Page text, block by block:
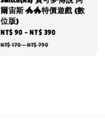
爾宙斯 🐲🐲特價遊戲 (數
位版)
Sale
price
NT$ 90 -NT$ 390
NT$ 170-NT$ 790